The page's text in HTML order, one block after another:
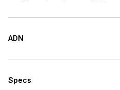
ADN
Specs